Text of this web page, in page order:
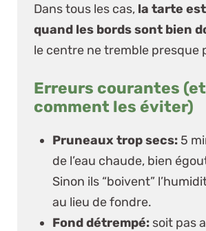
Dans tous les cas, la tarte
quand les bords sont bien
le centre ne tremble presque
Erreurs courantes (et
comment les éviter)
Pruneaux trop secs: 5
de l’eau chaude, bien
Sinon ils “boivent”
au lieu de fondre.
Fond détrempé: soit pas